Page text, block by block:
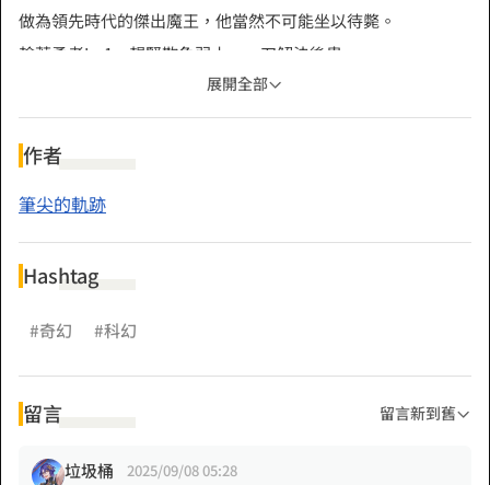
做為領先時代的傑出魔王，他當然不可能坐以待斃。
趁著勇者Lv 1，趕緊欺負弱小，一刀解決後患。
然而沒想到，勇者死後——
世界居然重啟了！
為什麼魔王坐下來好好談談就叫「陰謀」？
沒錯，這是一個不公平的世界！
展開全部
作者
筆尖的軌跡
Hashtag
#奇幻 #科幻
留言 留言新到舊
垃圾桶 2025/09/08 05:28